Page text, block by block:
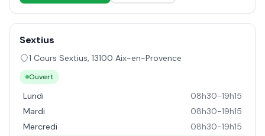
Sextius
1 Cours Sextius, 13100 Aix-en-Provence
Ouvert
Lundi
08h30-19h15
Mardi
08h30-19h15
Mercredi
08h30-19h15